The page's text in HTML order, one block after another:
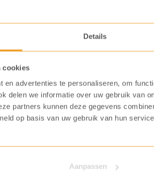
Details
cookies
en advertenties te personaliseren, om
delen we informatie over uw gebruik van
partners kunnen deze gegevens
op basis van uw gebruik van hun
Aanpassen
3. Aankleding
u een mooie presentatie vanCento%.
mogelijkheden om uw zintuigen met